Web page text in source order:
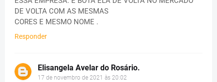
DE VOLTA COM AS MESMAS
CORES E MESMO NOME .
Responder
Elisangela Avelar do Rosário.
17 de novembro de 2021 às 20:02